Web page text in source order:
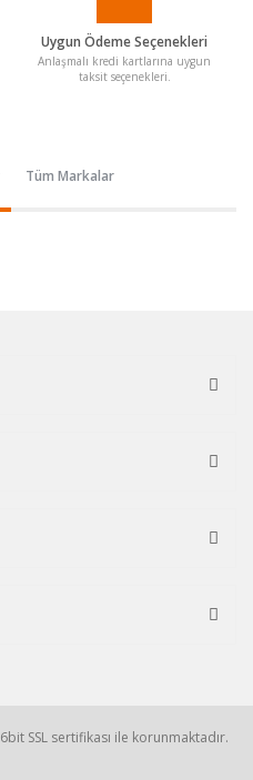
Uygun Ödeme Seçenekleri
Anlaşmalı kredi kartlarına uygun
taksit seçenekleri.
Tüm Markalar
SSL sertifikası ile korunmaktadır.